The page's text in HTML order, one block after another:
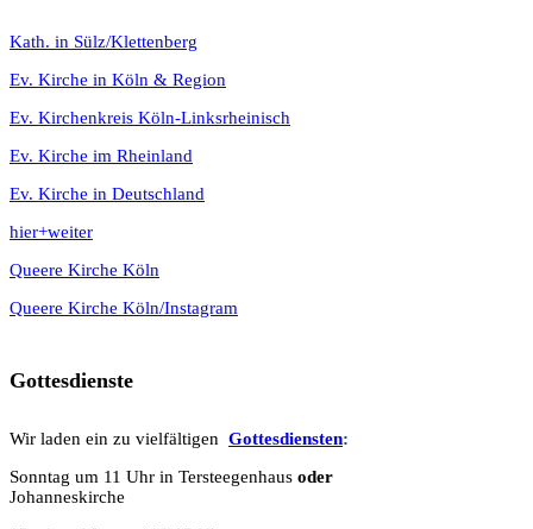
Kath. in Sülz/Klettenberg
Ev. Kirche in Köln & Region
Ev. Kirchenkreis Köln-Linksrheinisch
Ev. Kirche im Rheinland
Ev. Kirche in Deutschland
hier+weiter
Queere Kirche Köln
Queere Kirche Köln/Instagram
Gottesdienste
Wir laden ein zu vielfältigen Gottesdiensten:
Sonntag um 11 Uhr in Tersteegenhaus oder
Johanneskirche